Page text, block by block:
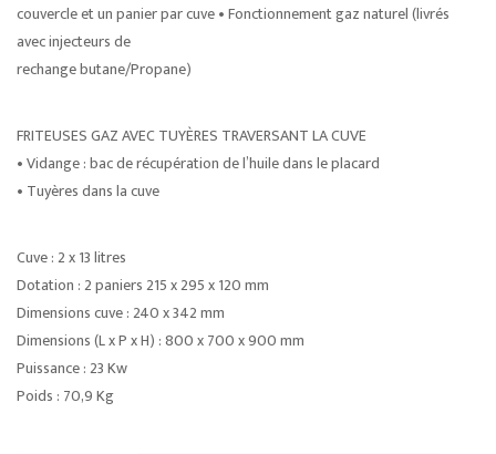
couvercle et un panier par cuve • Fonctionnement gaz naturel (livrés
avec injecteurs de
rechange butane/Propane)
FRITEUSES GAZ AVEC TUYÈRES TRAVERSANT LA CUVE
• Vidange : bac de récupération de l’huile dans le placard
• Tuyères dans la cuve
Cuve : 2 x 13 litres
Dotation : 2 paniers 215 x 295 x 120 mm
Dimensions cuve : 240 x 342 mm
Dimensions (L x P x H) : 800 x 700 x 900 mm
Puissance : 23 Kw
Poids : 70,9 Kg